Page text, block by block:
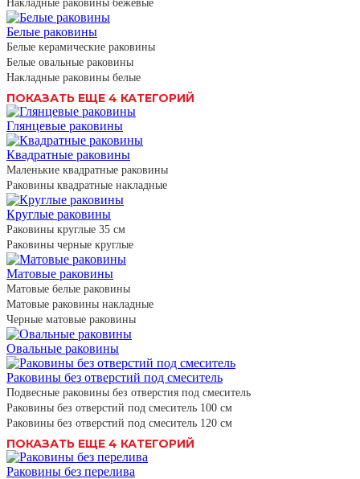
Накладные раковины бежевые
Белые раковины
Белые керамические раковины
Белые овальные раковины
Накладные раковины белые
ПОКАЗАТЬ ЕЩЕ 4 КАТЕГОРИЙ
Глянцевые раковины
Квадратные раковины
Маленькие квадратные раковины
Раковины квадратные накладные
Круглые раковины
Раковины круглые 35 см
Раковины черные круглые
Матовые раковины
Матовые белые раковины
Матовые раковины накладные
Черные матовые раковины
Овальные раковины
Раковины без отверстий под смеситель
Подвесные раковины без отверстия под смеситель
Раковины без отверстий под смеситель 100 см
Раковины без отверстий под смеситель 120 см
ПОКАЗАТЬ ЕЩЕ 4 КАТЕГОРИЙ
Раковины без перелива